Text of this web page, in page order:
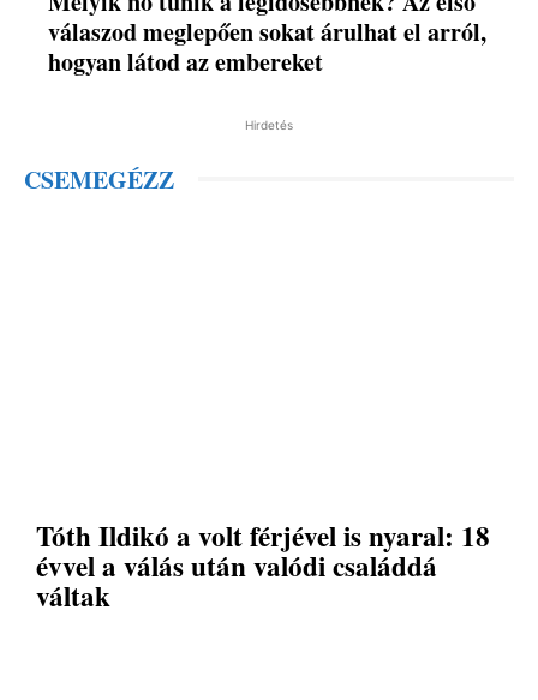
válaszod meglepően sokat árulhat el arról,
hogyan látod az embereket
Hirdetés
CSEMEGÉZZ
Tóth Ildikó a volt férjével is nyaral: 18
évvel a válás után valódi családdá
váltak